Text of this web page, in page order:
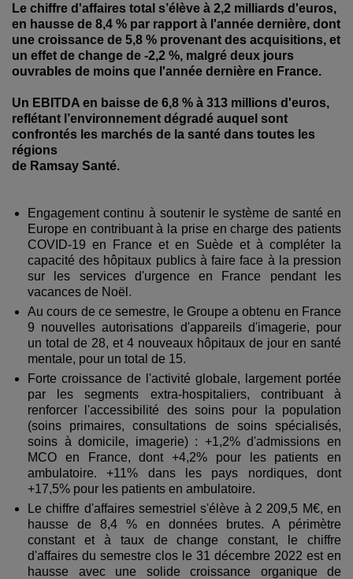
Le chiffre d'affaires total s’élève à 2,2 milliards d'euros,
en hausse de 8,4 % par rapport à l'année dernière, dont
une croissance de 5,8 % provenant des acquisitions, et
un effet de change de -2,2 %, malgré deux jours
ouvrables de moins que l'année dernière en France.
Un EBITDA en baisse de 6,8 % à 313 millions d'euros,
reflétant l’environnement dégradé auquel sont
confrontés les marchés de la santé dans toutes les
régions
de Ramsay Santé.
Engagement continu à soutenir le système de santé en
Europe en contribuant à la prise en charge des patients
COVID-19 en France et en Suède et à compléter la
capacité des hôpitaux publics à faire face à la pression
sur les services d'urgence en France pendant les
vacances de Noël.
Au cours de ce semestre, le Groupe a obtenu en France
9 nouvelles autorisations d'appareils d'imagerie, pour
un total de 28, et 4 nouveaux hôpitaux de jour en santé
mentale, pour un total de 15.
Forte croissance de l'activité globale, largement portée
par les segments extra-hospitaliers, contribuant à
renforcer l'accessibilité des soins pour la population
(soins primaires, consultations de soins spécialisés,
soins à domicile, imagerie) : +1,2% d'admissions en
MCO en France, dont +4,2% pour les patients en
ambulatoire. +11% dans les pays nordiques, dont
+17,5% pour les patients en ambulatoire.
Le chiffre d'affaires semestriel s'élève à 2 209,5 M€, en
hausse de 8,4 % en données brutes. A périmètre
constant et à taux de change constant, le chiffre
d'affaires du semestre clos le 31 décembre 2022 est en
hausse avec une solide croissance organique de